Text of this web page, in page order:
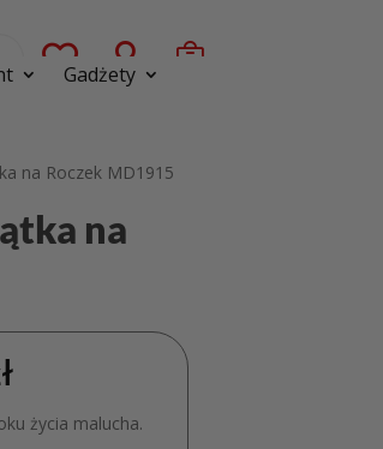
  
Gadżety
na Roczek MD1915
na
życia malucha.